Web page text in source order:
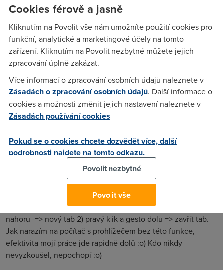
poklepáním dvakrát vedle již existujícího panelu nebo dále
od něj. žádný přitroublý tlačítko, a natož hnusnej vzhled IE
nikdo nepotřebuje. Zdarec.
Anonym(31.10.2008 04:49:35)
Já na tohle a další funkce používám mouse gestures, už si
bez toho ani nedovedu FF představit. Každej používá to, co
mu vyhovuje.
Karlos(2.11.2008 20:17:06)
Bohužel, autor je trochu mimo mísu.
Souhlasi. Používám jen dvě gesta: 1) pravý klik a gesto
nahoru -=> nový tab 2) pravý klik a gesto dolů => zavřít tab.
Jak narazím na počítač s prohlížečem bez této funkce,
efektivita mojí práce jde rapidně dolů :o) Kdo nikdy
nevyzkoušel, nepochopí :o)
Cookies férově a jasně
Kliknutím na Povolit vše nám umožníte použití cookies pro
funkční, analytické a marketingové účely na tomto
zařízení. Kliknutím na Povolit nezbytné můžete jejich
zpracování úplně zakázat.
Více informací o zpracování osobních údajů naleznete v
Zásadách o zpracování osobních údajů. Další informace o
cookies a možnosti změnit jejich nastavení naleznete v
Zásadách používání cookies.
Pokud se o cookies chcete dozvědět více, další
podrobnosti najdete na tomto odkazu.
Povolit nezbytné
Povolit vše